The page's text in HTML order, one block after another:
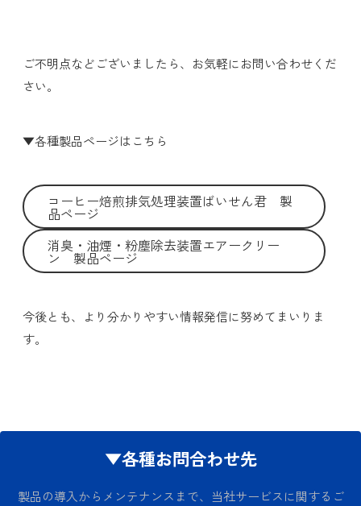
ご不明点などございましたら、お気軽にお問い合わせくだ
さい。
▼各種製品ページはこちら
コーヒー焙煎排気処理装置ばいせん君 製
品ページ
消臭・油煙・粉塵除去装置エアークリー
ン 製品ページ
今後とも、より分かりやすい情報発信に努めてまいりま
す。
▼各種お問合わせ先
製品の導入からメンテナンスまで、当社サービスに関するご